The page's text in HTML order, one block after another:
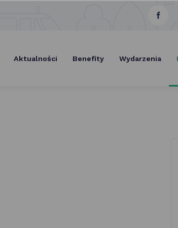
Selectlink
Aktualności Benefity Wydarzenia